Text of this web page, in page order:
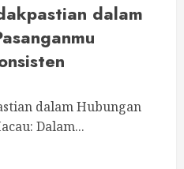
dalam
dalam Hubungan
Dalam...